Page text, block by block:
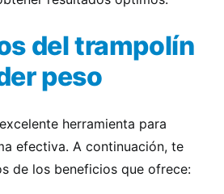
del trampolín
peso
herramienta para
efectiva. A continuación, te
de los beneficios que ofrece: